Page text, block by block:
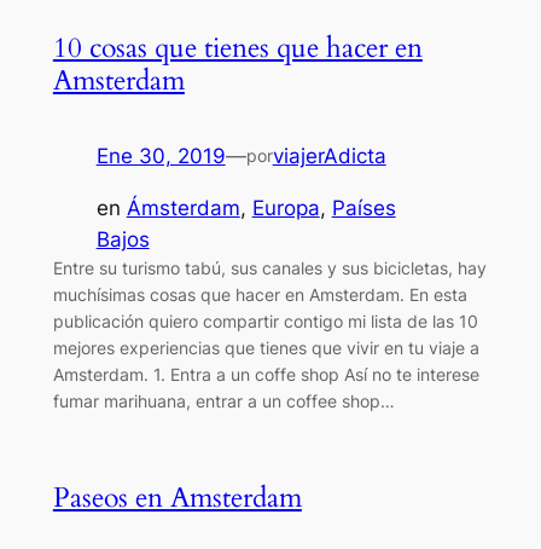
10 cosas que tienes que hacer en
Amsterdam
Ene 30, 2019—porviajerAdicta
en Ámsterdam, Europa, Países
Bajos
Entre su turismo tabú, sus canales y sus bicicletas, hay
muchísimas cosas que hacer en Amsterdam. En esta
publicación quiero compartir contigo mi lista de las 10
mejores experiencias que tienes que vivir en tu viaje a
Amsterdam. 1. Entra a un coffe shop Así no te interese
fumar marihuana, entrar a un coffee shop…
Paseos en Amsterdam